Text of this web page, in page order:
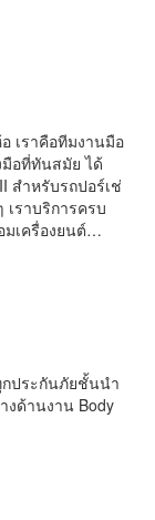
เราคือทีมงานมือ
อที่ทันสมัย ได้
สำหรับรถปอร์เช่
เราบริการครบ
มเครื่องยนต์…
ประกันภัยชั้นนำ
งด้านงาน Body